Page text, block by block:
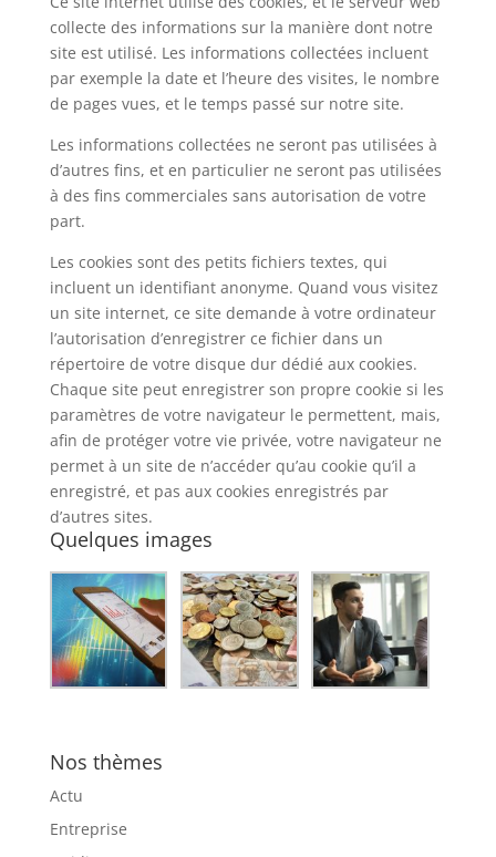
collecte des informations sur la manière dont notre
site est utilisé. Les informations collectées incluent
par exemple la date et l’heure des visites, le nombre
de pages vues, et le temps passé sur notre site.
Les informations collectées ne seront pas utilisées à
d’autres fins, et en particulier ne seront pas utilisées
à des fins commerciales sans autorisation de votre
part.
Les cookies sont des petits fichiers textes, qui
incluent un identifiant anonyme. Quand vous visitez
un site internet, ce site demande à votre ordinateur
l’autorisation d’enregistrer ce fichier dans un
répertoire de votre disque dur dédié aux cookies.
Chaque site peut enregistrer son propre cookie si les
paramètres de votre navigateur le permettent, mais,
afin de protéger votre vie privée, votre navigateur ne
permet à un site de n’accéder qu’au cookie qu’il a
enregistré, et pas aux cookies enregistrés par
d’autres sites.
Quelques images
Nos thèmes
Actu
Entreprise